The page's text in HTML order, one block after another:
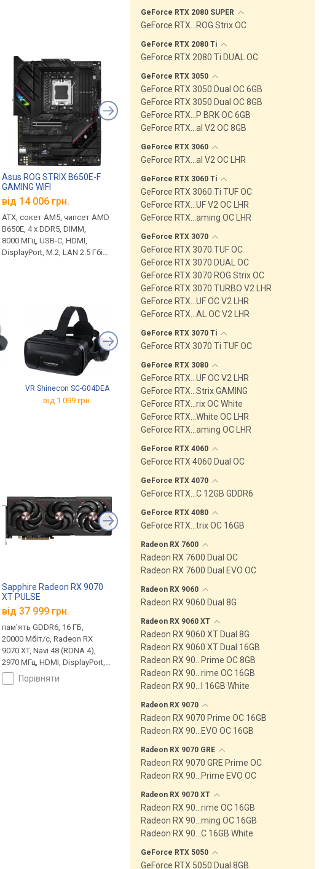
Asus ROG STRIX B650E-F
GAMING WIFI
від 14 006 грн.
ATX, сокет AM5, чипсет AMD
B650E, 4 x DDR5, DIMM,
8000 МГц, USB-C, HDMI,
DisplayPort, M.2, LAN 2.5 Гбіт/
Asus ROG Strix Platinum
850W Platinum
від7 595 грн.
850 Вт, 24+8+8(4+4) pin, 3 х
Molex 3 шт, ATX, модульний,
ККД 92 %, полупассивная СО,
сертифікат 80+ Platinum,
гарантія 10 років
ROG Strix OC 16GB
від 59 750 грн.
пам'ять GDDR6X, 16
підсвічування, 16 pin
VR Shinecon SC-G04DEA
від 1 099 грн.
DJI Goggles N3
від 14 376 грн.
VR Shinecon G18E
Sapphire Radeon RX 9070
XT PULSE
від 37 999 грн.
пам'ять GDDR6, 16 ГБ,
20000 Мбіт/с, Radeon RX
9070 XT, Navi 48 (RDNA 4),
2970 МГц, HDMI, DisplayPort, 8
+ 8 pin, 304 Вт
порівняти
Sapphire Radeon RX 9070
XT NITRO+
20000 Мбіт/с, Radeon RX
9070 XT, Navi 48 (RDNA 4),
3060 МГц, HDMI, DisplayPort,
підсвічування, 16 pin, 330 Вт
порівняти
28000 Мбіт/с,
5060, Blackwell, 2535
HDMI, DisplayPort, 8
145 Вт
GeForce RTX 2080 SUPER
GeForce RTX…ROG Strix OC
GeForce RTX 2080 Ti
GeForce RTX 2080 Ti DUAL OC
GeForce RTX 3050
GeForce RTX 3050 Dual OC 6GB
GeForce RTX 3050 Dual OC 8GB
GeForce RTX…P BRK OC 6GB
GeForce RTX…al V2 OC 8GB
GeForce RTX 3060
GeForce RTX…al V2 OC LHR
GeForce RTX 3060 Ti
GeForce RTX 3060 Ti TUF OC
GeForce RTX…UF V2 OC LHR
GeForce RTX…aming OC LHR
GeForce RTX 3070
GeForce RTX 3070 TUF OC
GeForce RTX 3070 DUAL OC
GeForce RTX 3070 ROG Strix OC
GeForce RTX 3070 TURBO V2 LHR
GeForce RTX…UF OC V2 LHR
GeForce RTX…AL OC V2 LHR
GeForce RTX 3070 Ti
GeForce RTX 3070 Ti TUF OC
GeForce RTX 3080
GeForce RTX…UF OC V2 LHR
GeForce RTX…Strix GAMING
GeForce RTX…rix OC White
GeForce RTX…White OC LHR
GeForce RTX…aming OC LHR
GeForce RTX 4060
GeForce RTX 4060 Dual OC
GeForce RTX 4070
GeForce RTX…C 12GB GDDR6
GeForce RTX 4080
GeForce RTX…trix OC 16GB
Radeon RX 7600
Radeon RX 7600 Dual OC
Radeon RX 7600 Dual EVO OC
Radeon RX 9060
Radeon RX 9060 Dual 8G
Radeon RX 9060 XT
Radeon RX 9060 XT Dual 8G
Radeon RX 9060 XT Dual 16GB
Radeon RX 90…Prime OC 8GB
Radeon RX 90…rime OC 16GB
Radeon RX 90…l 16GB White
Radeon RX 9070
Radeon RX 9070 Prime OC 16GB
Radeon RX 90…EVO OC 16GB
Radeon RX 9070 GRE
Radeon RX 9070 GRE Prime OC
Radeon RX 90…Prime EVO OC
Radeon RX 9070 XT
Radeon RX 90…rime OC 16GB
Radeon RX 90…ming OC 16GB
Radeon RX 90…C 16GB White
GeForce RTX 5050
GeForce RTX 5050 Dual 8GB